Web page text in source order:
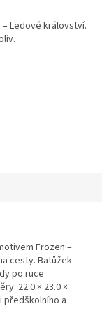
Ledové království.
Frozen –
cesty. Batůžek
po ruce
22.0 × 23.0 ×
předškolního a